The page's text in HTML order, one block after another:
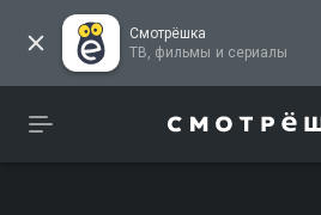
Смотрёшка
ТВ, фильмы и сериалы